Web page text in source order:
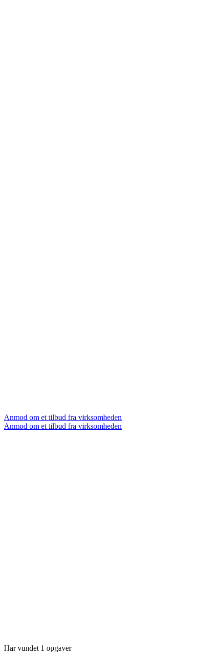
Anmod om et tilbud fra virksomheden
Anmod om et tilbud fra virksomheden
Har vundet 1 opgaver